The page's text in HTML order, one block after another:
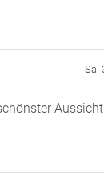
Sa.